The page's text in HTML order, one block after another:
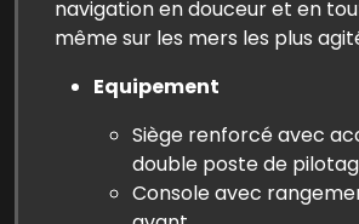
navigation en douceur et en
même sur les mers les plus
Equipement
Siège renforcé avec
double poste de
Console avec